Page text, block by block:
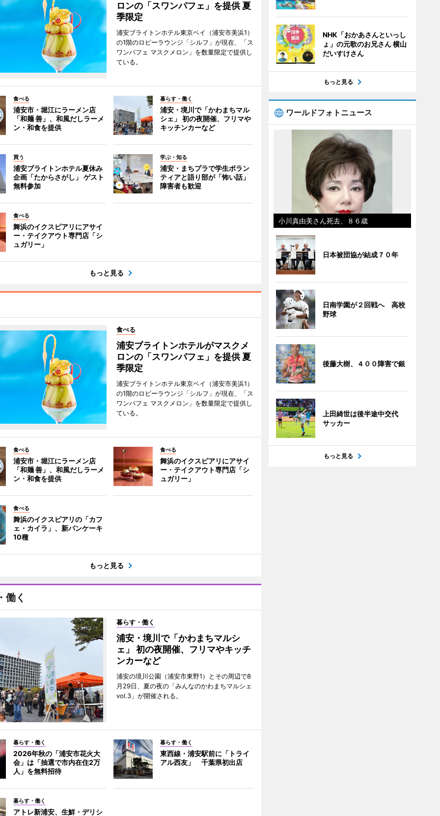
ロンの「スワンパフェ」を提供 夏
季限定
浦安ブライトンホテル東京ベイ（浦安市美浜1）
の1階のロビーラウンジ「シルフ」が現在、「ス
ワンパフェ マスクメロン」を数量限定で提供し
ている。
食べる
浦安市・堀江にラーメン店
「和麺 善」、和風だしラーメ
ン・和食を提供
暮らす・働く
浦安・境川で「かわまちマル
シェ」 初の夜開催、フリマや
キッチンカーなど
買う
浦安ブライトンホテル夏休み
企画「たからさがし」 ゲスト
無料参加
学ぶ・知る
浦安・まちプラで学生ボラン
ティアと語り部が「怖い話」
障害者も歓迎
食べる
舞浜のイクスピアリにアサイ
ー・テイクアウト専門店「シ
ュガリー」
もっと見る
食べる
浦安ブライトンホテルがマスクメ
ロンの「スワンパフェ」を提供 夏
季限定
浦安ブライトンホテル東京ベイ（浦安市美浜1）
の1階のロビーラウンジ「シルフ」が現在、「ス
ワンパフェ マスクメロン」を数量限定で提供し
ている。
食べる
浦安市・堀江にラーメン店
「和麺 善」、和風だしラーメ
ン・和食を提供
食べる
舞浜のイクスピアリにアサイ
ー・テイクアウト専門店「シ
ュガリー」
食べる
舞浜のイクスピアリの「カフ
ェ・カイラ」、新パンケーキ
10種
もっと見る
働く
暮らす・働く
浦安・境川で「かわまちマルシ
ェ」 初の夜開催、フリマやキッチ
ンカーなど
浦安の境川公園（浦安市東野1）とその周辺で8
月29日、夏の夜の「みんなのかわまちマルシェ
vol.3」が開催される。
暮らす・働く
2026年秋の「浦安市花火大
会」は「抽選で市内在住2万
人」を無料招待
暮らす・働く
東西線・浦安駅前に「トライ
アル西友」 千葉県初出店
暮らす・働く
アトレ新浦安、生鮮・デリシ
NHK「おかあさんといっし
ょ」の元歌のお兄さん 横山
だいすけさん
もっと見る
ワールドフォトニュース
小川真由美さん死去、８６歳
日本被団協が結成７０年
日南学園が２回戦へ 高校
野球
後藤大樹、４００障害で銀
上田綺世は後半途中交代
サッカー
もっと見る